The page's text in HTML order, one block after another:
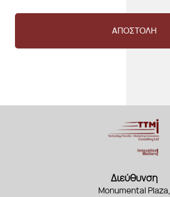
ΑΠΟΣΤΟΛΗ
Διεύθυνση
Monumental Plaza,